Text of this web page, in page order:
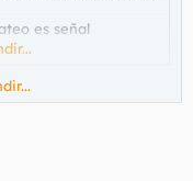
es señal